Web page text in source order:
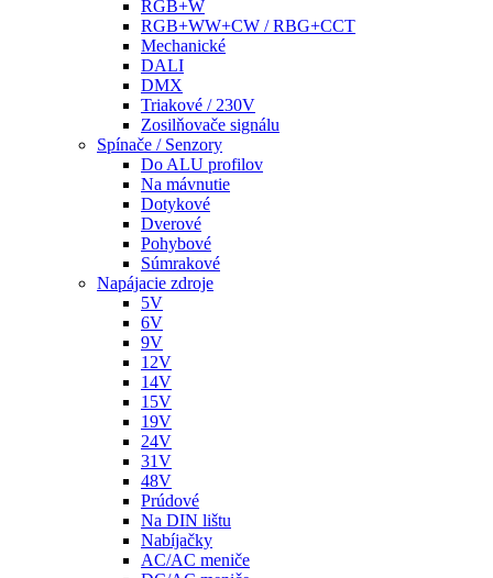
RGB+W
RGB+WW+CW / RBG+CCT
Mechanické
DALI
DMX
Triakové / 230V
Zosilňovače signálu
Spínače / Senzory
Do ALU profilov
Na mávnutie
Dotykové
Dverové
Pohybové
Súmrakové
Napájacie zdroje
5V
6V
9V
12V
14V
15V
19V
24V
31V
48V
Prúdové
Na DIN lištu
Nabíjačky
AC/AC meniče